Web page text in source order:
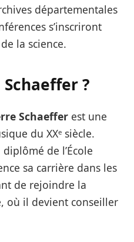
départementales
s’inscriront
la science.
?
Schaeffer est une
du XXᵉ siècle.
de l’École
sa carrière dans les
de rejoindre la
où il devient conseiller